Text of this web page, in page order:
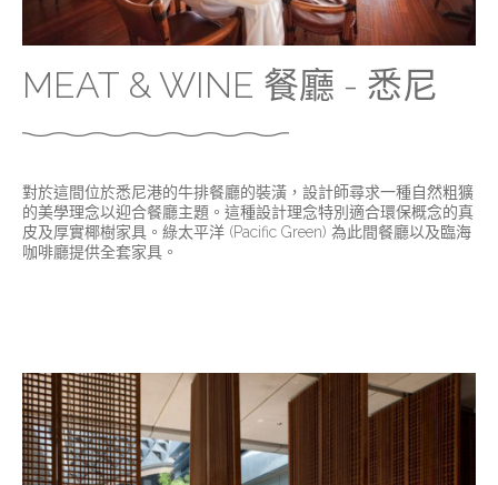
MEAT & WINE 餐廳 - 悉尼
對於這間位於悉尼港的牛排餐廳的裝潢，設計師尋求一種自然粗獷
的美學理念以迎合餐廳主題。這種設計理念特別適合環保概念的真
皮及厚實椰樹家具。綠太平洋 (Pacific Green) 為此間餐廳以及臨海
咖啡廳提供全套家具。